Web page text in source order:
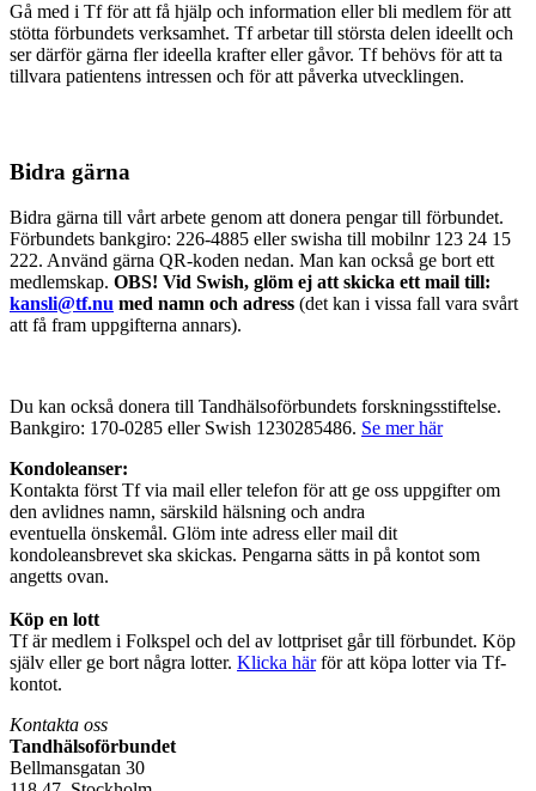
Gå med i Tf för att få hjälp och information eller bli medlem för att
stötta förbundets verksamhet. Tf arbetar till största delen ideellt och
ser därför gärna fler ideella krafter eller gåvor. Tf behövs för att ta
tillvara patientens intressen och för att påverka utvecklingen.
Bidra gärna
Bidra gärna till vårt arbete genom att donera pengar till förbundet.
Förbundets bankgiro: 226-4885 eller swisha till mobilnr 123 24 15
222. Använd gärna QR-koden nedan. Man kan också ge bort ett
medlemskap. OBS! Vid Swish, glöm ej att skicka ett mail till:
kansli@tf.nu med namn och adress (det kan i vissa fall vara svårt
att få fram uppgifterna annars).
Du kan också donera till Tandhälsoförbundets forskningsstiftelse.
Bankgiro: 170-0285 eller Swish 1230285486. Se mer här
Kondoleanser:
Kontakta först Tf via mail eller telefon för att ge oss uppgifter om
den avlidnes namn, särskild hälsning och andra
eventuella önskemål. Glöm inte adress eller mail dit
kondoleansbrevet ska skickas. Pengarna sätts in på kontot som
angetts ovan.
Köp en lott
Tf är medlem i Folkspel och del av lottpriset går till förbundet. Köp
själv eller ge bort några lotter. Klicka härför att köpa lotter via Tf-
kontot.
Kontakta oss
Tandhälsoförbundet
Bellmansgatan 30